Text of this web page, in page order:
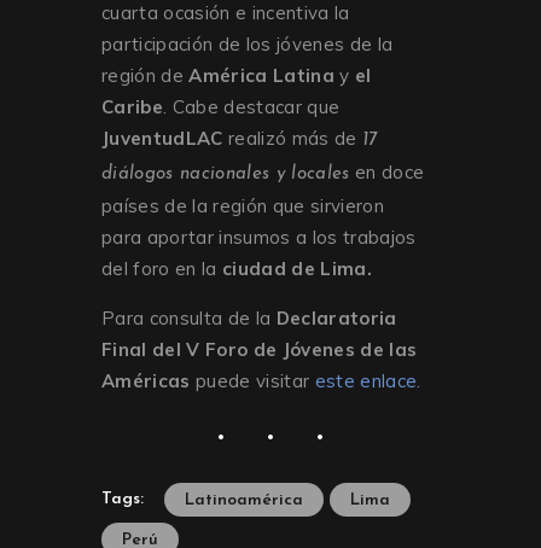
cuarta ocasión e incentiva la
participación de los jóvenes de la
región deAmérica Latina y el
Caribe. Cabe destacar que
JuventudLAC realizó más de 17
diálogos nacionales y locales en doce
países de la región que sirvieron
para aportar insumos a los trabajos
del foro en la ciudad de Lima.
Para consulta de la Declaratoria
Final del V Foro de Jóvenes de las
Américas puede visitar este enlace.
Tags: Latinoamérica Lima
Perú